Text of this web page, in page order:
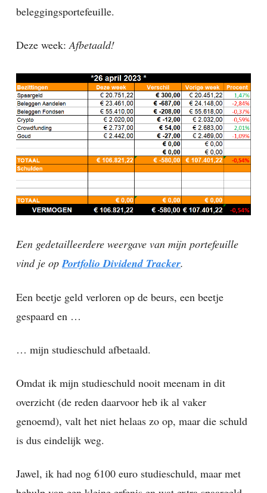
beleggingsportefeuille.
Deze week: Afbetaald!
Een gedetailleerdere weergave van mijn portefeuille
vind je opPortfolio Dividend Tracker.
Een beetje geld verloren op de beurs, een beetje
gespaard en …
… mijn studieschuld afbetaald.
Omdat ik mijn studieschuld nooit meenam in dit
overzicht (de reden daarvoor heb ik al vaker
genoemd), valt het niet helaas zo op, maar die schuld
is dus eindelijk weg.
Jawel, ik had nog 6100 euro studieschuld, maar met